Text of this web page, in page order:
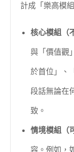
計成「樂高模
核心模組（
與「價值觀
於首位」、
段話無論在
致。
情境模組（